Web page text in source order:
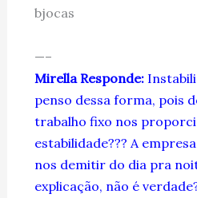
bjocas
—–
Mirella Responde:
penso dessa forma, pois
trabalho fixo nos
estabilidade??? A
nos demitir do dia pra
explicação, não é